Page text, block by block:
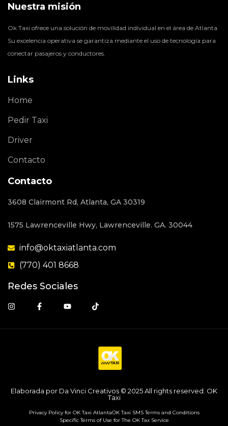
Nuestra misión
Ok Taxi ofrece una solución de movilidad individual en el área de Atlanta.
Su excelencia operativa se garantiza mediante el uso de tecnología para
conectar pasajeros y conductores.
Links
Home
Pedir Taxi
Driver
Contacto
Contacto
3608 Clairmont Rd, Atlanta, GA 30319
1575 Lawrenceville Hwy, Lawrenceville. GA. 30044
info@oktaxiatlanta.com
(770) 401 8668
Redes Sociales
Elaborada por Da Vinci Creativos © 2025 All rights reserved. OK
Taxi
Privacy Policy for OK Taxi AtlantaOK Taxi SMS Terms and Conditions
Specific Terms of Use for The OK Tax Service